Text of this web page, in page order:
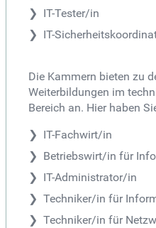
IT-Tester/in
IT-
Die Kammern bieten zu
Weiterbildungen im
Bereich an. Hier haben
IT-Fachwirt/in
Betriebswirt/in für
IT-Administrator/in
Techniker/in für
Techniker/in für